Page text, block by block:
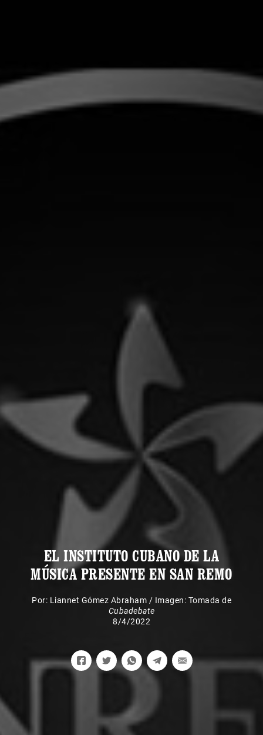
EL INSTITUTO CUBANO DE LA
MÚSICA PRESENTE EN SAN REMO
Por: Liannet Gómez Abraham / Imagen: Tomada de
Cubadebate
8/4/2022